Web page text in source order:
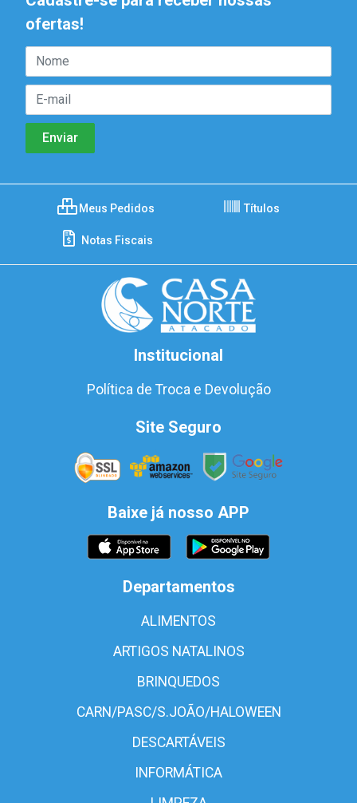
ofertas!
Meus Pedidos Títulos
Notas Fiscais
Institucional
Política de Troca e Devolução
Site Seguro
Baixe já nosso APP
Departamentos
ALIMENTOS
ARTIGOS NATALINOS
BRINQUEDOS
CARN/PASC/S.JOÃO/HALOWEEN
DESCARTÁVEIS
INFORMÁTICA